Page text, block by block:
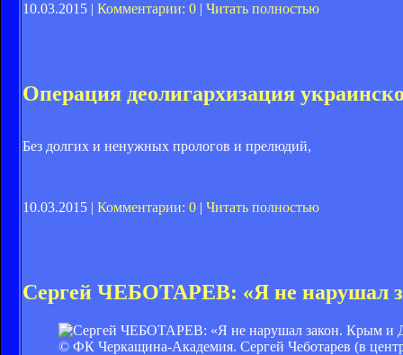
10.03.2015 | Комментарии: 0 | Читать полностью
Операция деолигархизация
Без долгих и ненужных прологов и прелюдий,
10.03.2015 | Комментарии: 0 | Читать полностью
Сергей ЧЕБОТАРЕВ: «Я не нарушал
© ФК Черкащина-Академия. Сергей Чеботарев (в